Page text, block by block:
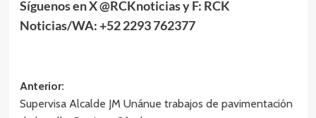
Síguenos en X @RCKnoticias y F: RCK
Noticias/WA: +52 2293 762377
Navegación
de
Anterior:
Supervisa Alcalde JM Unánue trabajos de pavimentación